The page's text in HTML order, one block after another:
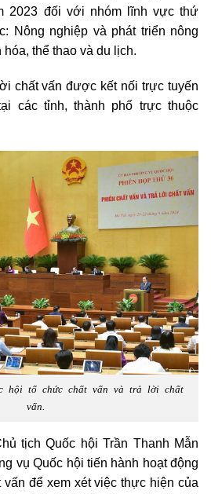
2023 đối với nhóm lĩnh vực thứ
Nông nghiệp và phát triển nông
thể thao và du lịch.
chất vấn được kết nối trực tuyến
các tỉnh, thành phố trực thuộc
hội tổ chức chất vấn và trả lời chất
vấn.
tịch Quốc hội Trần Thanh Mẫn
vụ Quốc hội tiến hành hoạt động
để xem xét việc thực hiện của